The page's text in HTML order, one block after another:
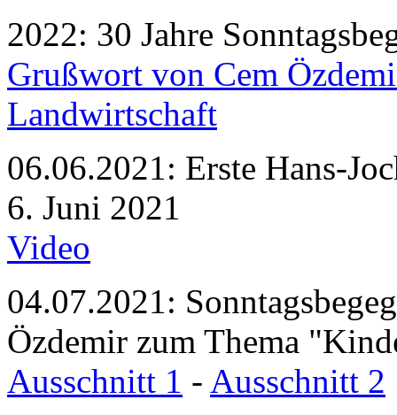
2022: 30 Jahre
Grußwort von Cem
Landwirtschaft
06.06.2021: Erste Hans-
6. Juni 2021
Video
04.07.2021:
Özdemir zum Thema
Ausschnitt 1 - Ausschnitt 2